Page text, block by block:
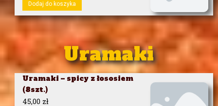
Dodaj do koszyka
Uramaki
Uramaki – spicy z łososiem
(8szt.)
45,00 zł